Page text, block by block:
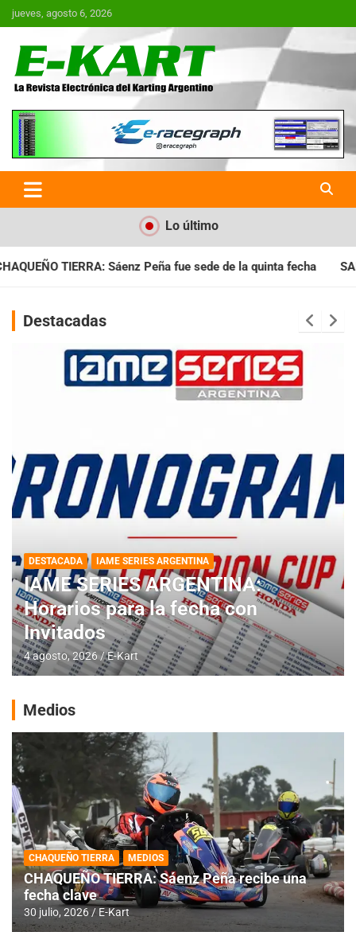
Saltar
al
jueves, agosto 6, 2026
E-Kart.com.ar | La Revista
Electrónica del Karting en
Argentina
Lo último
sede de la quinta fecha SANTIAGUEÑO: Se cumplió con la
Destacadas
DESTACADA IAME SERIES ARGENTINA
IAME SERIES ARGENTINA:
Horarios para la fecha con
Invitados
4 agosto, 2026 E-Kart
Medios
CHAQUEÑO TIERRA MEDIOS
CHAQUEÑO TIERRA: Sáenz Peña recibe una
fecha clave
30 julio, 2026 E-Kart